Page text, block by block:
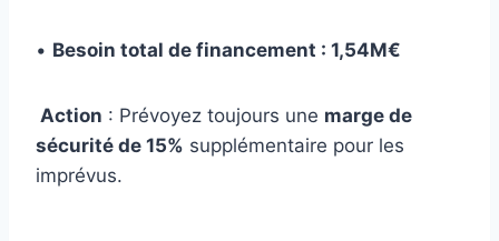
• Besoin total de financement : 1,54M€
Action : Prévoyez toujours une marge de
sécurité de 15% supplémentaire pour les
imprévus.